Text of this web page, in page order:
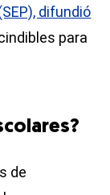
difundió
para
de